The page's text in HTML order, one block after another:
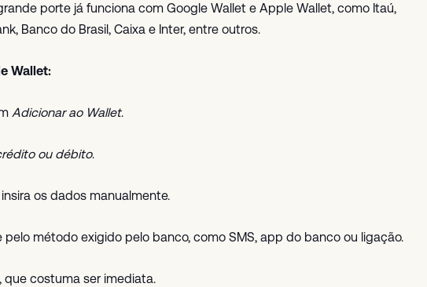
porte já funciona com Google Wallet e Apple Wallet, como Itaú,
Banco do Brasil, Caixa e Inter, entre outros.
Wallet:
Adicionar ao Wallet.
ou débito.
os dados manualmente.
método exigido pelo banco, como SMS, app do banco ou ligação.
que costuma ser imediata.